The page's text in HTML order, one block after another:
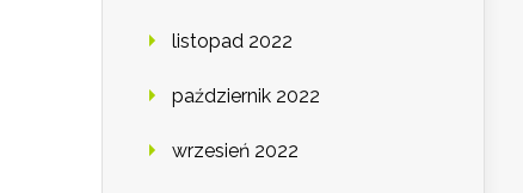
listopad 2022
październik 2022
wrzesień 2022